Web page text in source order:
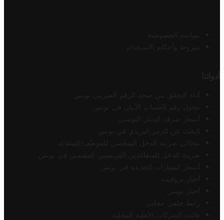
سياسة الخصوصية
شروط وأحكام الاستخدام
أدواتنا
أداة التحقق من صحة الرقم الضريبي تونس
محول رقم الحساب الآيبان في تونس
أسعار صرف الدينار التونسي
البحث عن الرمز البريدي في تونس
محاكي ضريبة الدخل الشخصي للموظف/المتقاعد
ضريبة الدخل للمتقاعدين الفرنسيين المقيمين في تونس
أسعار السيارات الجديدة في تونس
أخبار تروفيت
أخبار تونس
رابط خلفي مجاني
قائمة الشركات الأهلية المحلية